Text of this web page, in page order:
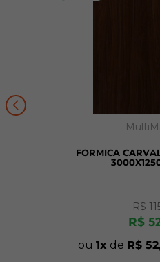
FORMICA
R$
R$
ou 1 de R$ 52